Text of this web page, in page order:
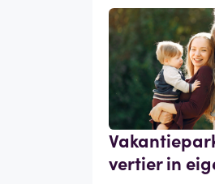
vertier in